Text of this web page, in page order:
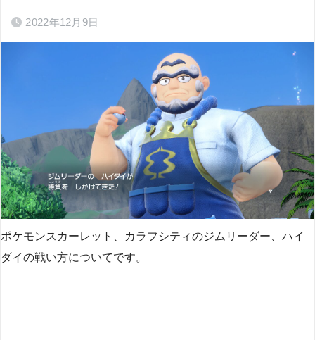
2022年12月9日
ポケモンスカーレット、カラフシティのジムリーダー、ハイ
ダイの戦い方についてです。